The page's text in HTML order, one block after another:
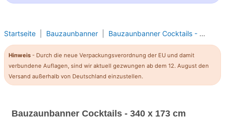
Startseite Bauzaunbanner Bauzaunbanner Cocktails - 340 x 173 cm
Hinweis - Durch die neue Verpackungsverordnung der EU und damit
verbundene Auflagen, sind wir aktuell gezwungen ab dem 12. August den
Versand außerhalb von Deutschland einzustellen.
Bauzaunbanner Cocktails - 340 x 173 cm